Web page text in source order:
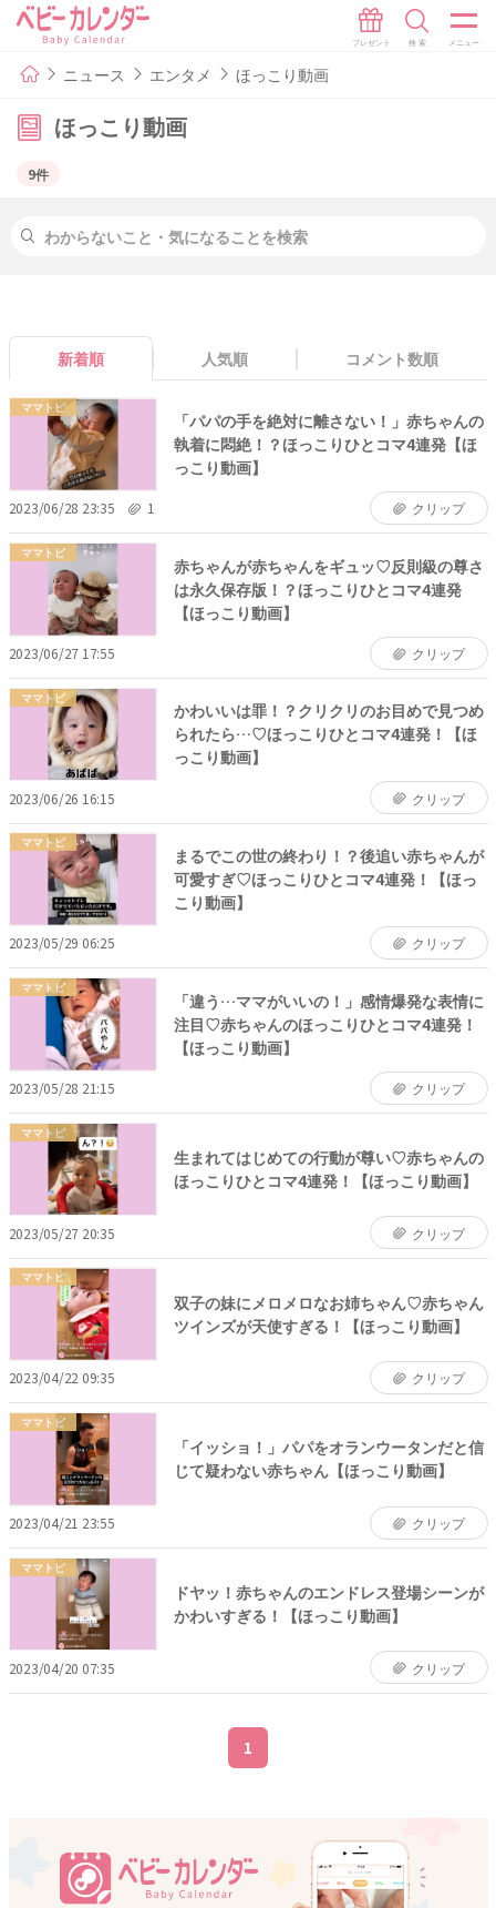
ニュース エンタメ ほっこり動画
ほっこり動画
9件
新着順 人気順 コメント数順
ママトピ
「パパの手を絶対に離さない！」赤ちゃんの
執着に悶絶！？ほっこりひとコマ4連発【ほ
っこり動画】
2023/06/28 23:35 1 クリップ
ママトピ
赤ちゃんが赤ちゃんをギュッ♡反則級の尊さ
は永久保存版！？ほっこりひとコマ4連発
【ほっこり動画】
2023/06/27 17:55 クリップ
ママトピ
かわいいは罪！？クリクリのお目めで見つめ
られたら…♡ほっこりひとコマ4連発！【ほ
っこり動画】
2023/06/26 16:15 クリップ
ママトピ
まるでこの世の終わり！？後追い赤ちゃんが
可愛すぎ♡ほっこりひとコマ4連発！【ほっ
こり動画】
2023/05/29 06:25 クリップ
ママトピ
「違う…ママがいいの！」感情爆発な表情に
注目♡赤ちゃんのほっこりひとコマ4連発！
【ほっこり動画】
2023/05/28 21:15 クリップ
ママトピ
生まれてはじめての行動が尊い♡赤ちゃんの
ほっこりひとコマ4連発！【ほっこり動画】
2023/05/27 20:35 クリップ
ママトピ
双子の妹にメロメロなお姉ちゃん♡赤ちゃん
ツインズが天使すぎる！【ほっこり動画】
2023/04/22 09:35 クリップ
ママトピ
「イッショ！」パパをオランウータンだと信
じて疑わない赤ちゃん【ほっこり動画】
2023/04/21 23:55 クリップ
ママトピ
ドヤッ！赤ちゃんのエンドレス登場シーンが
かわいすぎる！【ほっこり動画】
2023/04/20 07:35 クリップ
1